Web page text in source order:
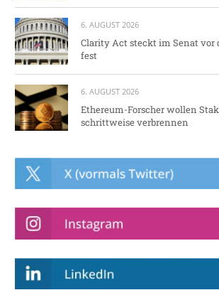
6. AUGUST 2026
Clarity Act steckt im Senat vor
fest
6. AUGUST 2026
Ethereum-Forscher wollen
schrittweise verbrennen